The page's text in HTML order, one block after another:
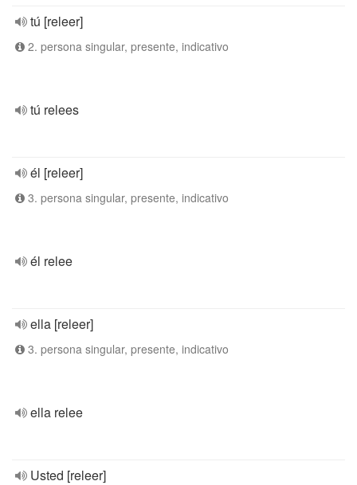
tú [releer]
2. persona singular, presente, indicativo
tú relees
él [releer]
3. persona singular, presente, indicativo
él relee
ella [releer]
3. persona singular, presente, indicativo
ella relee
Usted [releer]